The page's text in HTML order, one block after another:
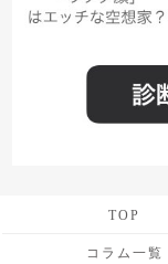
TOP
コラム一覧